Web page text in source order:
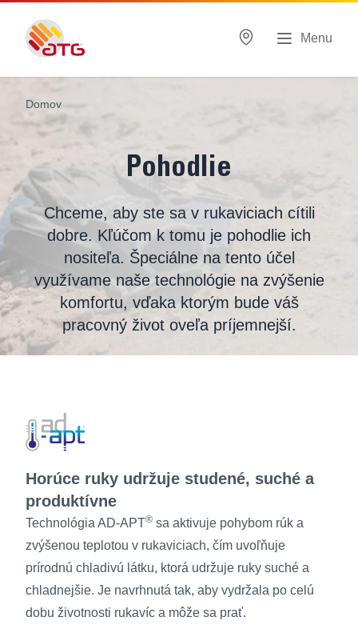
Menu
Domov
Pohodlie
Chceme, aby ste sa v rukaviciach cítili
dobre. Kľúčom k tomu je pohodlie ich
nositeľa. Špeciálne na tento účel
využívame naše technológie na zvýšenie
komfortu, vďaka ktorým bude váš
pracovný život oveľa príjemnejší.
Horúce ruky udržuje studené, suché a
produktívne
Technológia AD-APT® sa aktivuje pohybom rúk a
zvýšenou teplotou v rukaviciach, čím uvoľňuje
prírodnú chladivú látku, ktorá udržuje ruky suché a
chladnejšie. Je navrhnutá tak, aby vydržala po celú
dobu životnosti rukavíc a môže sa prať.